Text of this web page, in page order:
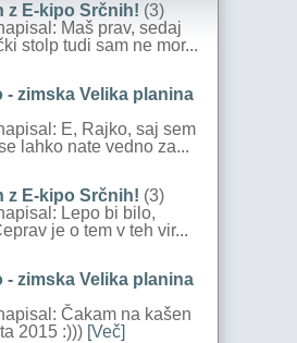
z E-kipo Srčnih! (3)
Maš prav, sedaj
stolp tudi sam ne mor...
- zimska Velika planina
E, Rajko, saj sem
lahko nate vedno za...
z E-kipo Srčnih! (3)
Lepo bi bilo,
je o tem v teh vir...
- zimska Velika planina
Čakam na kašen
2015 :))) [Več]